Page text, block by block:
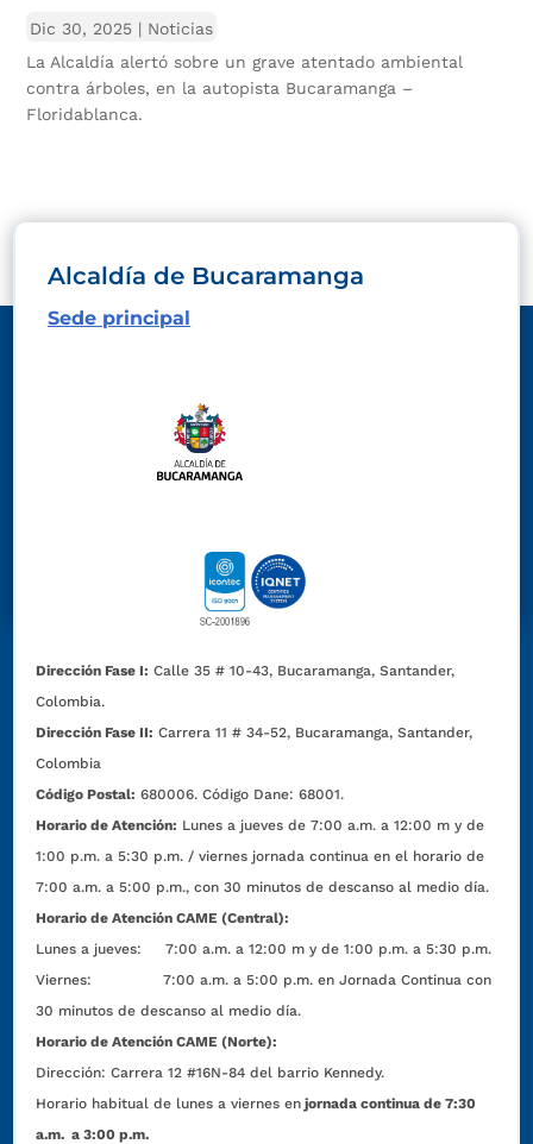
Dic 30, 2025 | Noticias
La Alcaldía alertó sobre un grave atentado ambiental
contra árboles, en la autopista Bucaramanga –
Floridablanca.
Alcaldía de Bucaramanga
Sede principal
Dirección Fase I: Calle 35 # 10-43, Bucaramanga, Santander,
Colombia.
Dirección Fase II: Carrera 11 # 34-52, Bucaramanga, Santander,
Colombia
Código Postal: 680006. Código Dane: 68001.
Horario de Atención: Lunes a jueves de 7:00 a.m. a 12:00 m y de
1:00 p.m. a 5:30 p.m. / viernes jornada continua en el horario de
7:00 a.m. a 5:00 p.m., con 30 minutos de descanso al medio día.
Horario de Atención CAME (Central):
Lunes a jueves: 7:00 a.m. a 12:00 m y de 1:00 p.m. a 5:30 p.m.
Viernes: 7:00 a.m. a 5:00 p.m. en Jornada Continua con
30 minutos de descanso al medio día.
Horario de Atención CAME (Norte):
Dirección:Carrera 12 #16N-84 del barrio Kennedy.
Horario habitual de lunes a viernes en jornada continua de 7:30
a.m. a 3:00 p.m.